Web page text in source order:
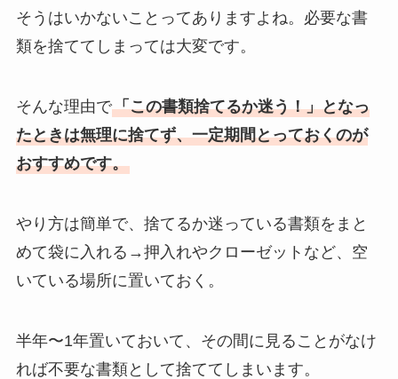
そうはいかないことってありますよね。必要な書
類を捨ててしまっては大変です。
そんな理由で「この書類捨てるか迷う！」となっ
たときは無理に捨てず、一定期間とっておくのが
おすすめです。
やり方は簡単で、捨てるか迷っている書類をまと
めて袋に入れる→押入れやクローゼットなど、空
いている場所に置いておく。
半年〜1年置いておいて、その間に見ることがなけ
れば不要な書類として捨ててしまいます。